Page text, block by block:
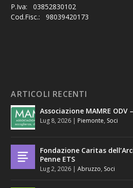
P.Iva: 03852830102
Cod.Fisc.: 98039420173
ARTICOLI RECENTI
Associazione MAMRE ODV
Lug 8, 2026 Piemonte, Soci
Fondazione Caritas
Penne ETS
Lug 2, 2026 |Abruzzo, Soci